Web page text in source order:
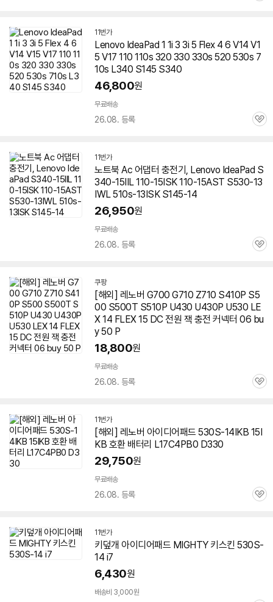
11번가
Lenovo IdeaPad 1 1i 3 3i 5 Flex 4 6 V14 V1
5 V17 110 110s 320 330 330s 520 530s 7
10s L340 S145 S340
46,800원
무료배송
26.08. 등록
관
11번가
노트북 Ac 어댑터 충전기, Lenovo IdeaPad S
340-15IIL 110-15ISK 110-15AST S530-13
IWL 510s-13ISK S145-14
26,950원
무료배송
26.08. 등록
관
쿠팡
[해외] 레노버 G700 G710 Z710 S410P S5
00 S500T S510P U430 U430P U530 LE
X 14 FLEX 15 DC 전원 잭 충전 커넥터 06 bu
y 50 P
18,800원
무료배송
26.08. 등록
관
11번가
[해외] 레노버 아이디어패드 530S-14IKB 15I
KB 호환 배터리 L17C4PB0 D330
29,750원
무료배송
26.08. 등록
관
11번가
키덮개 아이디어패드 MIGHTY 키스킨 530S-
14 i7
6,430원
배송비 3,000원